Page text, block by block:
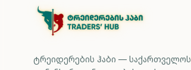
ტრეიდერების ჰაბი — საქართველოს